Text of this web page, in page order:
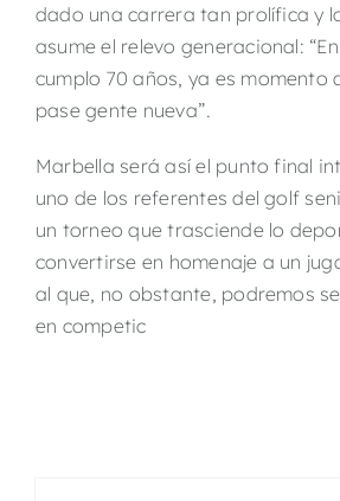
dado una carrera tan prolífica y
asume el relevo generacional:
cumplo 70 años, ya es momento
pase gente nueva”.
Marbella será así el punto final
uno de los referentes del golf
un torneo que trasciende lo
convertirse en homenaje a un
al que, no obstante, podremos
en competic